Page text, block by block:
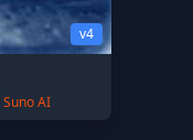
v4
Suno AI